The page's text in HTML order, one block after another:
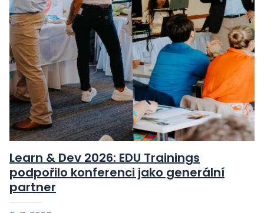
Learn & Dev 2026: EDU Trainings
podpořilo konferenci jako generální
partner